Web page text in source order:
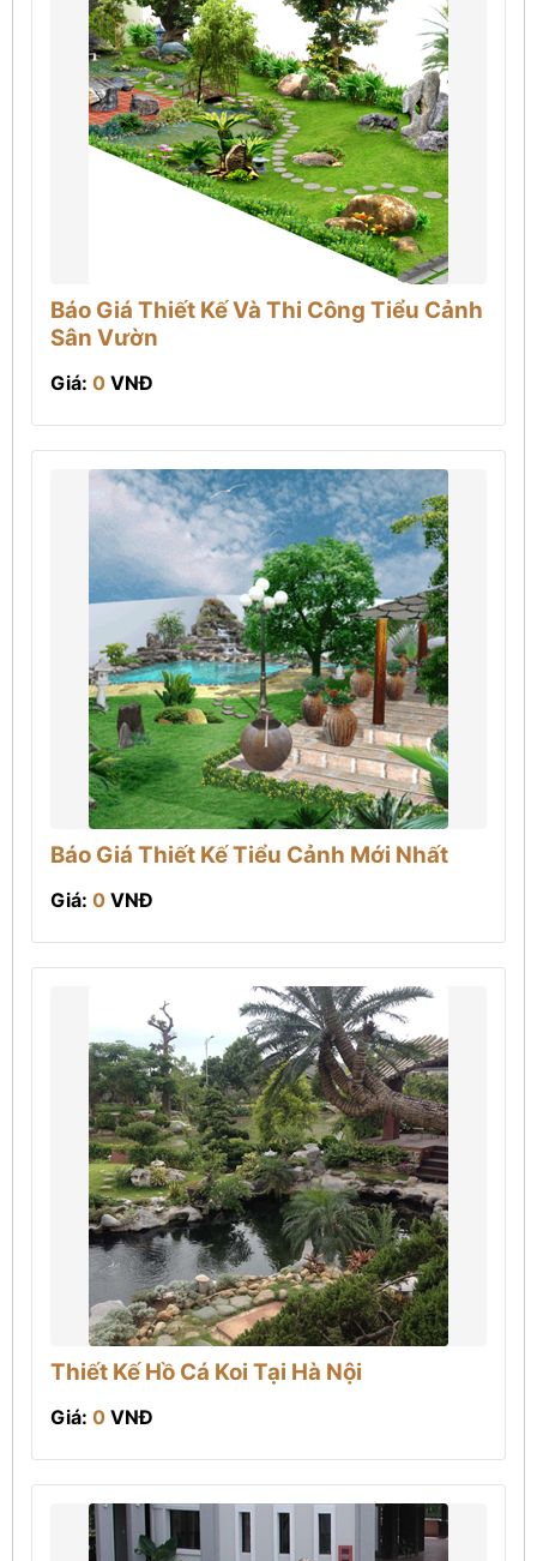
Báo Giá Thiết Kế Và Thi Công Tiểu Cảnh
Sân Vườn
Giá: 0 VNĐ
Báo Giá Thiết Kế Tiểu Cảnh Mới Nhất
Giá: 0 VNĐ
Thiết Kế Hồ Cá Koi Tại Hà Nội
Giá: 0 VNĐ